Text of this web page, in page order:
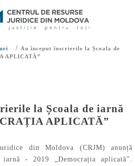
/ Au început înscrierile la Școala de
APLICATĂ”
la Școala de iarnă
APLICATĂ”
din Moldova (CRJM) anunță
- 2019 „Democrația aplicată”.